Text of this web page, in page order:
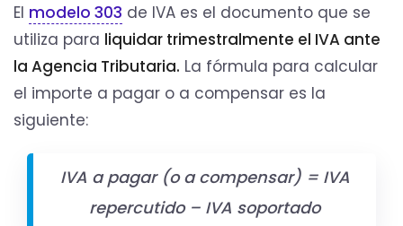
El modelo 303 de IVA es el documento que se
utiliza para liquidar trimestralmente el IVA ante
la Agencia Tributaria. La fórmula para calcular
el importe a pagar o a compensar es la
siguiente:
IVA a pagar (o a compensar) = IVA
repercutido – IVA soportado